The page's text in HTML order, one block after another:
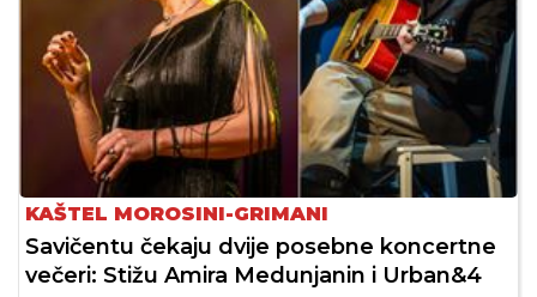
KAŠTEL MOROSINI-GRIMANI
Savičentu čekaju dvije posebne koncertne
večeri: Stižu Amira Medunjanin i Urban&4